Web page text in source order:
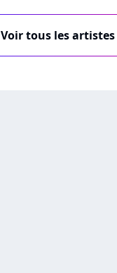
Voir tous les artistes